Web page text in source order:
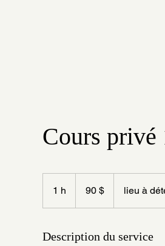
Cours privé
1 h 90 $ lieu à
Description du service